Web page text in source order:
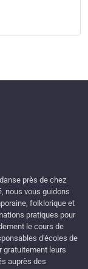
près de chez
nous vous guidons
folklorique et
pratiques pour
le cours de
d'écoles de
gratuitement leurs
auprès des